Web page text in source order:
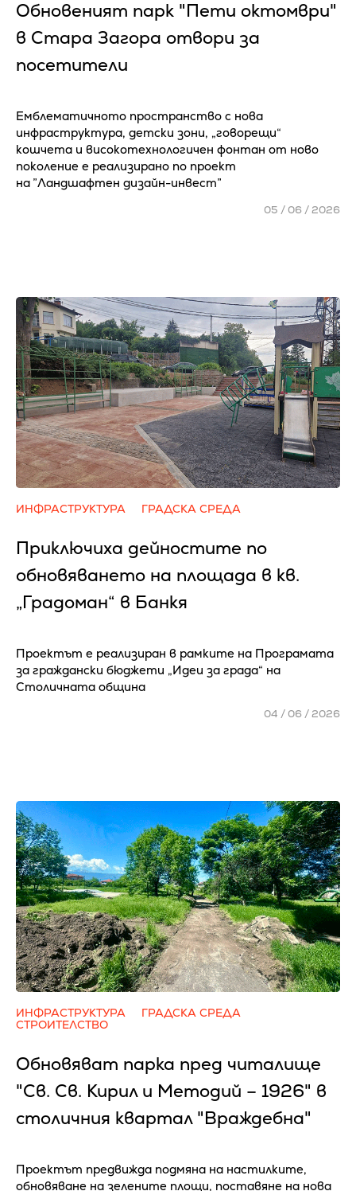
Обновеният парк "Пети октомври"
в Стара Загора отвори за
посетители
Емблематичното пространство с нова
инфраструктура, детски зони, „говорещи“
кошчета и високотехнологичен фонтан от ново
поколение е реализирано по проект
на ”Ландшафтен дизайн-инвест”
05 / 06 / 2026
ИНФРАСТРУКТУРА ГРАДСКА СРЕДА
Приключиха дейностите по
обновяването на площада в кв.
„Градоман“ в Банкя
Проектът е реализиран в рамките на Програмата
за граждански бюджети „Идеи за града“ на
Столичната община
04 / 06 / 2026
ИНФРАСТРУКТУРА
ГРАДСКА СРЕДА
СТРОИТЕЛСТВО
Обновяват парка пред читалище
"Св. Св. Кирил и Методий – 1926" в
столичния квартал "Враждебна"
Проектът предвижда подмяна на настилките,
обновяване на зелените площи, поставяне на нова